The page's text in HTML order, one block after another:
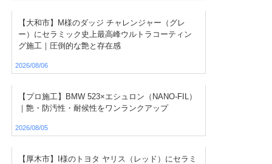
【大和市】M様のダッジ チャレンジャー（グレ
ー）にセラミック史上最高峰ウルトラコーティン
グ施工｜圧倒的な艶と存在感
2026/08/06
【プロ施工】BMW 523×エシュロン（NANO-FIL）
｜艶・防汚性・耐候性をワンランクアップ
2026/08/05
【厚木市】I様のトヨタ ヤリス（レッド）にセラミ